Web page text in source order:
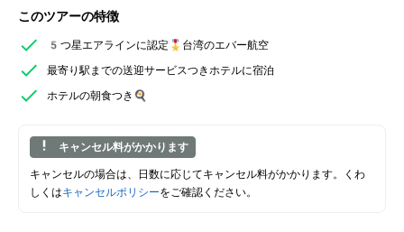
このツアーの特徴
5つ星エアラインに認定🎖️台湾のエバー航空
最寄り駅までの送迎サービスつきホテルに宿泊
ホテルの朝食つき🍳
キャンセル料がかかります
キャンセルの場合は、日数に応じてキャンセル料がかかります。くわ
しくはキャンセルポリシーをご確認ください。